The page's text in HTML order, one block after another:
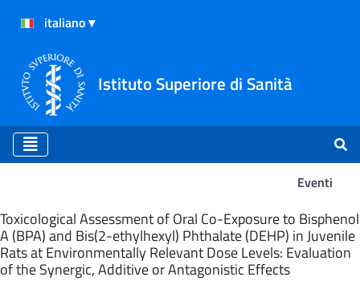
Istituto Superiore di Sanità
Eventi
Eventi
Toxicological Assessment of Oral Co-Exposure to Bisphenol
A (BPA) and Bis(2-ethylhexyl) Phthalate (DEHP) in Juvenile
Rats at Environmentally Relevant Dose Levels: Evaluation
of the Synergic, Additive or Antagonistic Effects